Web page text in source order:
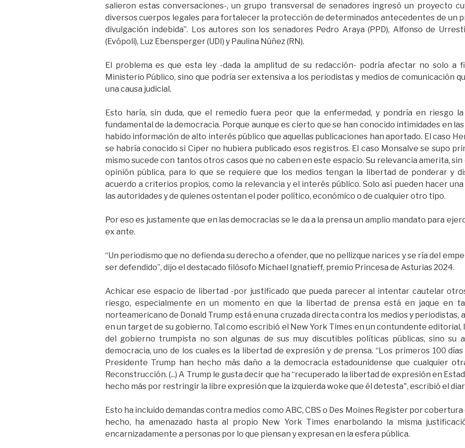
salieron estas conversaciones-, un grupo transversal de senadores ingresó un proyecto
diversos cuerpos legales para fortalecer la protección de determinados antecedentes de un
divulgación indebida”. Los autores son los senadores Pedro Araya (PPD), Alfonso de
(Evópoli), Luz Ebensperger (UDI) y Paulina Núñez (RN).
El problema es que esta ley -dada la amplitud de su redacción- podría afectar no solo a
Ministerio Público, sino que podría ser extensiva a los periodistas y medios de comunicación
una causa judicial.
Esto haría, sin duda, que el remedio fuera peor que la enfermedad, y pondría en riesgo
fundamental de la democracia. Porque aunque es cierto que se han conocido intimidades en
habido información de alto interés público que aquellas publicaciones han aportado. El caso
se habría conocido si Ciper no hubiera publicado esos registros. El caso Monsalve se supo
mismo sucede con tantos otros casos que no caben en este espacio. Su relevancia amerita, sin
opinión pública, para lo que se requiere que los medios tengan la libertad de ponderar y
acuerdo a criterios propios, como la relevancia y el interés público. Solo así pueden hacer
las autoridades y de quienes ostentan el poder político, económico o de cualquier otro tipo.
Por eso es justamente que en las democracias se le da a la prensa un amplio mandato para
ex ante.
“Un periodismo que no defienda su derecho a ofender, que no pellizque narices y se ría del
ser defendido”, dijo el destacado filósofo Michael Ignatieff, premio Princesa de Asturias 2024.
Achicar ese espacio de libertad -por justificado que pueda parecer al intentar cautelar
riesgo, especialmente en un momento en que la libertad de prensa está en jaque en
norteamericano de Donald Trump está en una cruzada directa contra los medios y periodistas,
en un target de su gobierno. Tal como escribió el New York Times en un contundente editorial,
del gobierno trumpista no son algunas de sus muy discutibles políticas públicas, sino su
democracia, uno de los cuales es la libertad de expresión y de prensa. “Los primeros 100
Presidente Trump han hecho más daño a la democracia estadounidense que cualquier
Reconstrucción. (...) A Trump le gusta decir que ha “recuperado la libertad de expresión en
hecho más por restringir la libre expresión que la izquierda woke que él detesta", escribió el
Esto ha incluido demandas contra medios como ABC, CBS o Des Moines Register por cobertura
hecho, ha amenazado hasta al propio New York Times enarbolando la misma
encarnizadamente a personas por lo que piensan y expresan en la esfera pública.